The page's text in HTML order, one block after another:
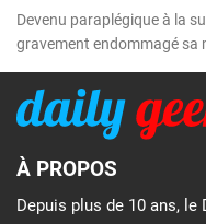
Devenu paraplégique à la
gravement endommagé sa
À PROPOS
Depuis plus de 10 ans,